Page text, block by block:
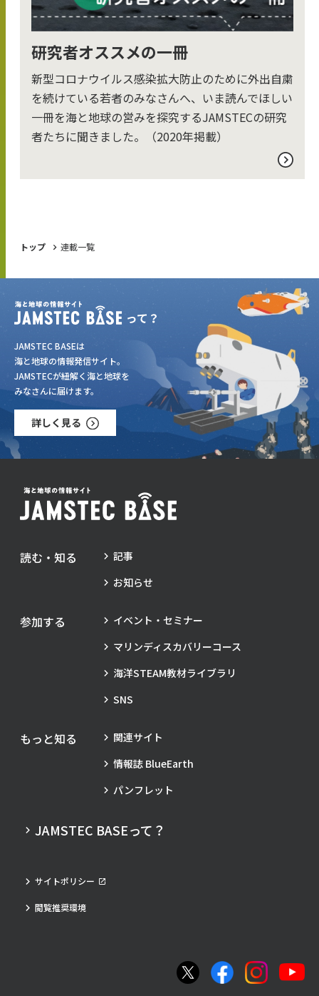
研究者オススメの一冊
新型コロナウイルス感染拡大防止のために外出自粛
を続けている若者のみなさんへ、いま読んでほしい
一冊を海と地球の営みを探究するJAMSTECの研究
者たちに聞きました。（2020年掲載）
トップ 連載一覧
JAMSTEC BASEは
海と地球の情報発信サイト。
JAMSTECが紐解く海と地球を
みなさんに届けます。
詳しく見る
読む・知る
記事
お知らせ
参加する
イベント・セミナー
マリンディスカバリーコース
海洋STEAM教材ライブラリ
SNS
もっと知る
関連サイト
情報誌 BlueEarth
パンフレット
JAMSTEC BASEって？
サイトポリシー
閲覧推奨環境